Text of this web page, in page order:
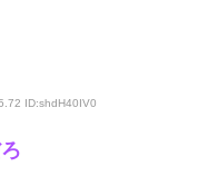
ID:shdH40IV0